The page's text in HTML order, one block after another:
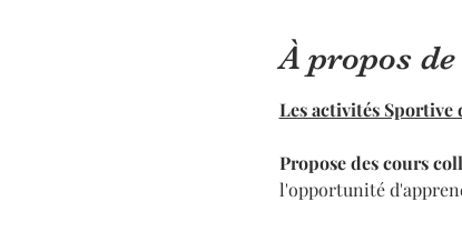
À propos
Les activités Sportive
Propose des cours
l'opportunité